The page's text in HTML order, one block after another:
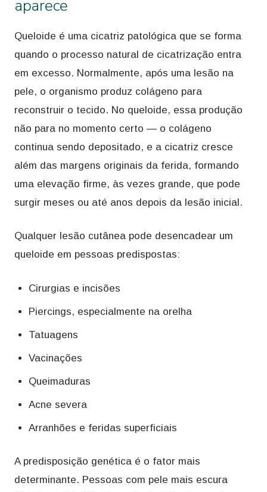
aparece
Queloide é uma cicatriz patológica que se forma
quando o processo natural de cicatrização entra
em excesso. Normalmente, após uma lesão na
pele, o organismo produz colágeno para
reconstruir o tecido. No queloide, essa produção
não para no momento certo — o colágeno
continua sendo depositado, e a cicatriz cresce
além das margens originais da ferida, formando
uma elevação firme, às vezes grande, que pode
surgir meses ou até anos depois da lesão inicial.
Qualquer lesão cutânea pode desencadear um
queloide em pessoas predispostas:
Cirurgias e incisões
Piercings, especialmente na orelha
Tatuagens
Vacinações
Queimaduras
Acne severa
Arranhões e feridas superficiais
A predisposição genética é o fator mais
determinante. Pessoas com pele mais escura